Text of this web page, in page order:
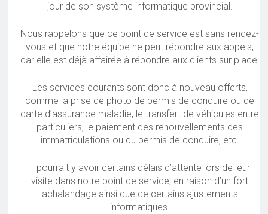
jour de son système informatique provincial.
Nous rappelons que ce point de service est sans rendez-
vous et que notre équipe ne peut répondre aux appels,
car elle est déjà affairée à répondre aux clients sur place.
Les services courants sont donc à nouveau offerts,
comme la prise de photo de permis de conduire ou de
carte d’assurance maladie, le transfert de véhicules entre
particuliers, le paiement des renouvellements des
immatriculations ou du permis de conduire, etc.
Il pourrait y avoir certains délais d’attente lors de leur
visite dans notre point de service, en raison d’un fort
achalandage ainsi que de certains ajustements
informatiques.